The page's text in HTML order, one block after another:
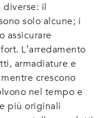
diverse: il
solo alcune; i
assicurare
L’arredamento
armadiature e
crescono
nel tempo e
più originali